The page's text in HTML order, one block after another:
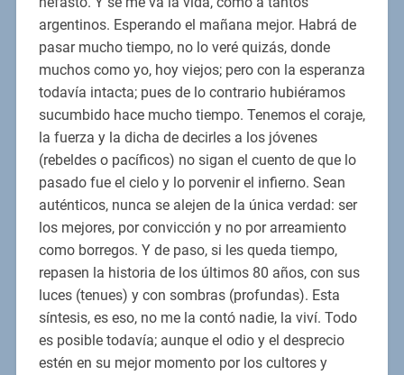
argentinos. Esperando el mañana mejor. Habrá de
pasar mucho tiempo, no lo veré quizás, donde
muchos como yo, hoy viejos; pero con la esperanza
todavía intacta; pues de lo contrario hubiéramos
sucumbido hace mucho tiempo. Tenemos el coraje,
la fuerza y la dicha de decirles a los jóvenes
(rebeldes o pacíficos) no sigan el cuento de que lo
pasado fue el cielo y lo porvenir el infierno. Sean
auténticos, nunca se alejen de la única verdad: ser
los mejores, por convicción y no por arreamiento
como borregos. Y de paso, si les queda tiempo,
repasen la historia de los últimos 80 años, con sus
luces (tenues) y con sombras (profundas). Esta
síntesis, es eso, no me la contó nadie, la viví. Todo
es posible todavía; aunque el odio y el desprecio
estén en su mejor momento por los cultores y